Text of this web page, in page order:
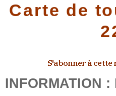
Carte de
INFORMATION